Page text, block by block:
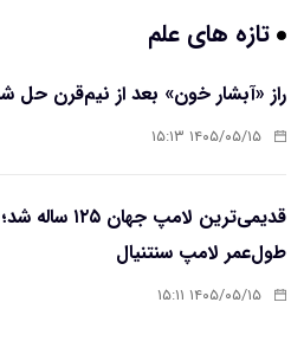
تازه های علم
راز «آبشار خون» بعد از نیم‌قرن حل
۱۴۰۵/۰۵/۱۵ ۱۵:۱۳
قدیمی‌ترین لامپ
طول‌عمر لامپ سنتنیال
۱۴۰۵/۰۵/۱۵ ۱۵:۱۱